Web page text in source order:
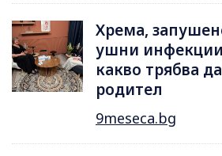
Хрема,
ушни инфекции
какво трябва
родител
9meseca.bg